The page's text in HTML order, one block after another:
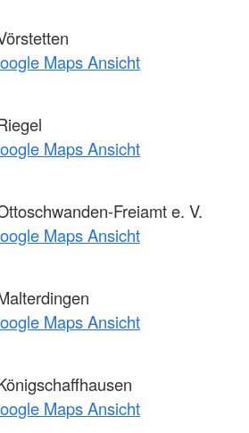
Maps Ansicht
Maps Ansicht
Freiamt e. V.
Maps Ansicht
Maps Ansicht
Maps Ansicht